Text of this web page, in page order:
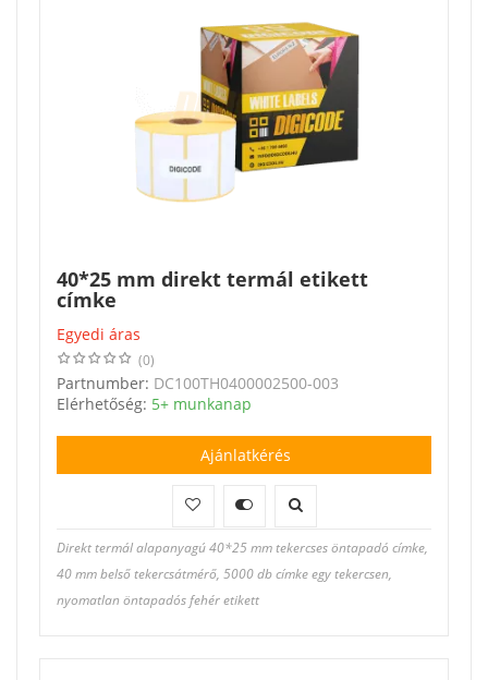
40*25 mm direkt termál etikett
címke
Egyedi áras
(0)
Partnumber: DC100TH0400002500-003
Elérhetőség: 5+ munkanap
Ajánlatkérés
Direkt termál alapanyagú 40*25 mm tekercses öntapadó címke,
40 mm belső tekercsátmérő, 5000 db címke egy tekercsen,
nyomatlan öntapadós fehér etikett